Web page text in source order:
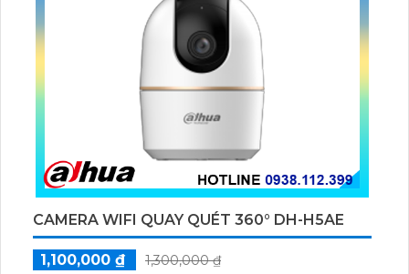
CAMERA WIFI QUAY QUÉT 360° DH-H5AE
1,100,000 ₫
1,300,000 ₫